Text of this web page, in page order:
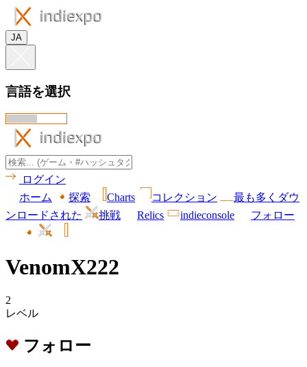
JA
言語を選択
ログイン
ホーム
探索 Charts コレクション
最も多くダウ
ンロードされた
挑戦 Relics indieconsole フォロー
VenomX222
2
レベル
フォロー